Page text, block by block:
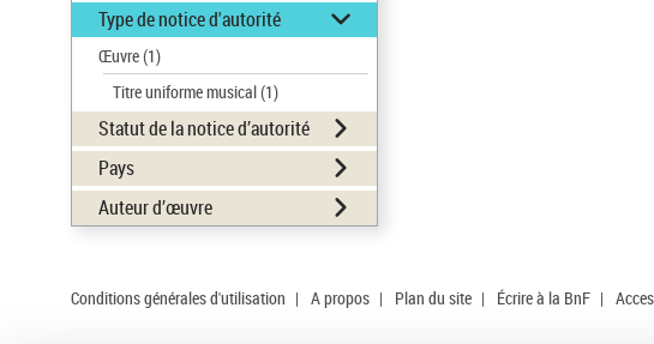
Type de notice d'autorité
Œuvre(1)
Titre uniforme musical(1)
Statut de la notice d’autorité
Pays
Auteur d’œuvre
Conditions générales d'utilisation | A propos | Plan du site | Écrire à la BnF |